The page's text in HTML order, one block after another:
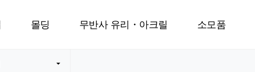
몰딩 무반사 유리・아크릴 소모품